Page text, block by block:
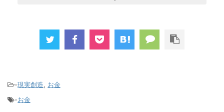
-現実創造, お金
-お金